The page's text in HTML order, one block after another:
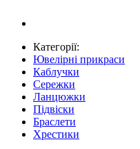
Категорії:
Ювелірні прикраси
Каблучки
Сережки
Ланцюжки
Підвіски
Браслети
Хрестики